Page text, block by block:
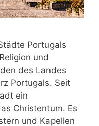
Portugals
und
des Landes
Portugals. Seit
ein
Christentum. Es
und Kapellen